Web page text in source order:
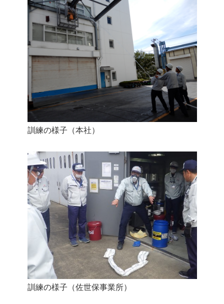
訓練の様子（本社）
訓練の様子（佐世保事業所）